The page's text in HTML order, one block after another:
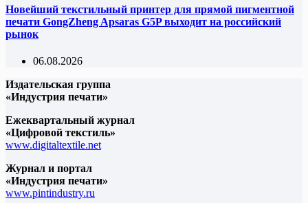
Новейший текстильный принтер для прямой пигментной
печати GongZheng Apsaras G5P выходит на российский
рынок
06.08.2026
Издательская группа
«Индустрия печати»
Ежеквартальный журнал
«Цифровой текстиль»
www.digitaltextile.net
Журнал и портал
«Индустрия печати»
www.pintindustry.ru